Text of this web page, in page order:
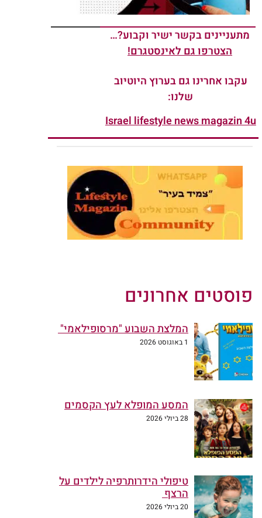
מתעניינים בקשר ישיר וקבוע?…
הצטרפו גם לאינסטגרם!
עקבו אחרינו גם בערוץ היוטיוב
שלנו:
Israel lifestyle news magazin 4u
פוסטים אחרונים
המלצת השבוע "מרסופילאמי"
1 באוגוסט 2026
המסע המופלא לעץ הקסמים
28 ביולי 2026
טיפולי הידרותרפיה לילדים על
הרצף
20 ביולי 2026